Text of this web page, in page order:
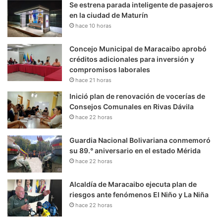
Se estrena parada inteligente de pasajeros
en la ciudad de Maturín
hace 10 horas
Concejo Municipal de Maracaibo aprobó
créditos adicionales para inversión y
compromisos laborales
hace 21 horas
Inició plan de renovación de vocerías de
Consejos Comunales en Rivas Dávila
hace 22 horas
Guardia Nacional Bolivariana conmemoró
su 89.° aniversario en el estado Mérida
hace 22 horas
Alcaldía de Maracaibo ejecuta plan de
riesgos ante fenómenos El Niño y La Niña
hace 22 horas